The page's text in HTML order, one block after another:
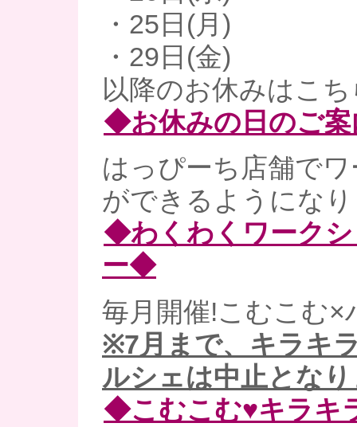
・25日(月)
・29日(金)
以降のお休みはこち
◆お休みの日のご
はっぴーち店舗で
ができるようにな
◆わくわくワーク
ー◆
毎月開催!こむこむ×
※7月まで、キラキ
ルシェは中止とな
◆こむこむ♥キラキ